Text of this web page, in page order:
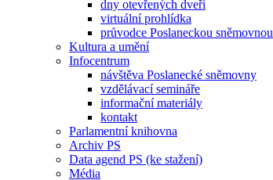
dny otevřených dveří
virtuální prohlídka
průvodce Poslaneckou sněmovnou
Kultura a umění
Infocentrum
návštěva Poslanecké sněmovny
vzdělávací semináře
informační materiály
kontakt
Parlamentní knihovna
Archiv PS
Data agend PS (ke stažení)
Média